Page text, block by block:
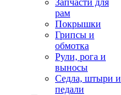
Запчасти для
рам
Покрышки
Грипсы и
обмотка
Рули, рога и
выносы
Седла, штыри и
педали